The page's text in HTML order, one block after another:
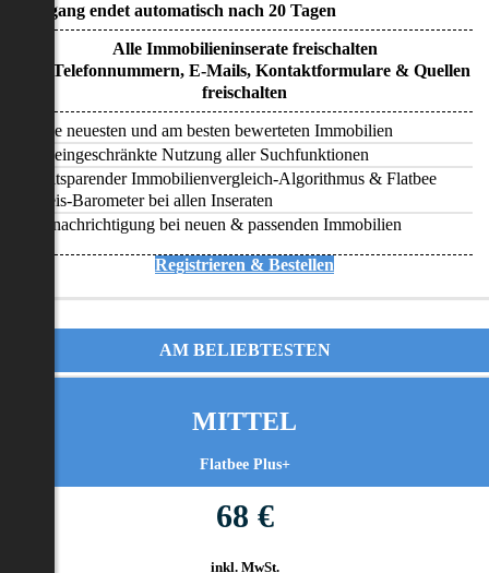
• Zugang endet automatisch nach 20 Tagen
Alle Immobilieninserate freischalten
Alle Telefonnummern, E-Mails, Kontaktformulare & Quellen
freischalten
Alle neuesten und am besten bewerteten Immobilien
Uneingeschränkte Nutzung aller Suchfunktionen
Zeitsparender Immobilienvergleich-Algorithmus & Flatbee
Preis-Barometer bei allen Inseraten
Benachrichtigung bei neuen & passenden Immobilien
Registrieren & Bestellen
AM BELIEBTESTEN
MITTEL
Flatbee Plus+
68 €
inkl. MwSt.